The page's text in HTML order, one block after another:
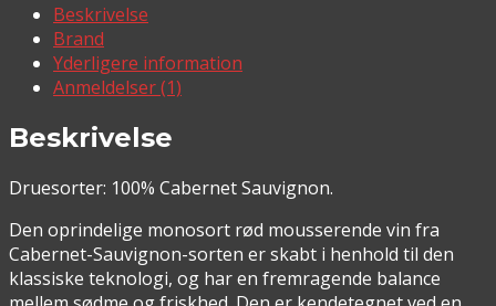
Beskrivelse
Brand
Yderligere information
Anmeldelser (1)
Beskrivelse
Druesorter: 100% Cabernet Sauvignon.
Den oprindelige monosort rød mousserende vin fra
Cabernet-Sauvignon-sorten er skabt i henhold til den
klassiske teknologi, og har en fremragende balance